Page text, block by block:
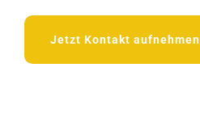
Jetzt Kontakt aufnehmen